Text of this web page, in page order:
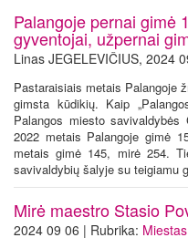
Palangoje pernai gimė
gyventojai, užpernai
Linas JEGELEVIČIUS, 2024
Pastaraisiais metais Palangoje
gimsta kūdikių. Kaip
Palangos miesto
2022 metais Palangoje gimė
metais gimė 145, mirė 254.
savivaldybių šalyje su teigiamu
Mirė maestro Stasio
2024 09 06 | Rubrika: Miestas